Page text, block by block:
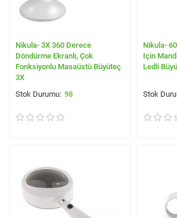
Nikula- 3X 360 Derece
Döndürme Ekranlı, Çok
Fonksiyonlu Masaüstü Büyüteç
3X
98
Nikula-
Için
Ledli